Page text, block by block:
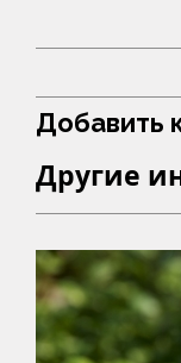
Добавить
Другие